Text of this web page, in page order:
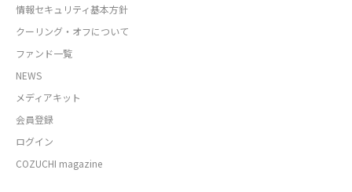
情報セキュリティ基本方針
クーリング・オフについて
ファンド一覧
NEWS
メディアキット
会員登録
ログイン
COZUCHI magazine